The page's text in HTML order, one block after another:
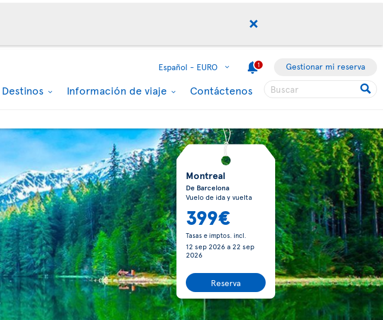
Español - EURO 1 Gestionar mi reserva
Destinos Información de viaje Contáctenos
Montreal
De Barcelona
Vuelo de ida y vuelta
399€
Tasas e imptos. incl.
12 sep 2026a 22 sep
2026
Reserva